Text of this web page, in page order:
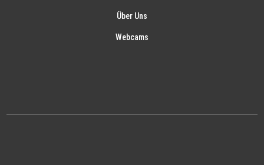
Über Uns
Webcams